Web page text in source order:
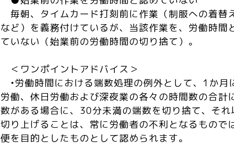
毎朝、タイムカード打刻前に作業（制服への着替
など）を義務付けているが、当該作業を、労働時間
ていない（始業前の労働時間の切り捨て）。
＜ワンポイントアドバイス＞
•労働時間における端数処理の例外として、1か月
労働、休日労働および深夜業の各々の時間数の合計
数がある場合に、30分未満の端数を切り捨て、そ
切り上げることは、常に労働者の不利となるもので
便を目的としたものとして認められます。